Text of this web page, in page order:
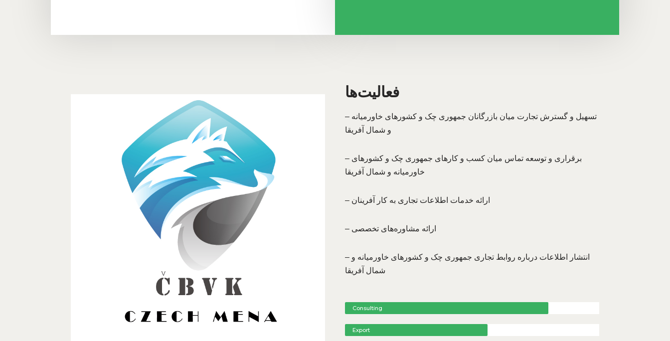
فعالیت‌ها
– تسهیل و گسترش تجارت میان بازرگانان جمهوری چک و کشورهای خاورمیانه
و شمال آفریقا
– برقراری و توسعه تماس میان کسب و کارهای جمهوری چک و کشورهای
خاورمیانه و شمال آفریقا
– ارائه خدمات اطلاعات تجاری به کار آفرینان
– ارائه مشاوره‌های تخصصی
– انتشار اطلاعات درباره روابط تجاری جمهوری چک و کشورهای خاورمیانه و
شمال آفریقا
Consulting
Export